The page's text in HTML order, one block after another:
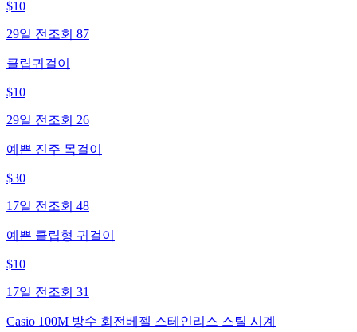
$10
29일 전 조회 87
클립귀걸이
$10
29일 전 조회 26
예쁜 진주 목걸이
$30
17일 전 조회 48
예쁜 클립형 귀걸이
$10
17일 전 조회 31
Casio 100M 방수 회전베젤 스테인리스 스틸 시계